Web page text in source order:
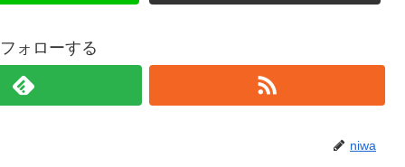
ォローする
niwa